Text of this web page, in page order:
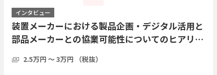
インタビュー
装置メーカーにおける製品企画・デジタル活用と
部品メーカーとの協業可能性についてのヒアリン
2.5万円 〜 3万円 （税抜）